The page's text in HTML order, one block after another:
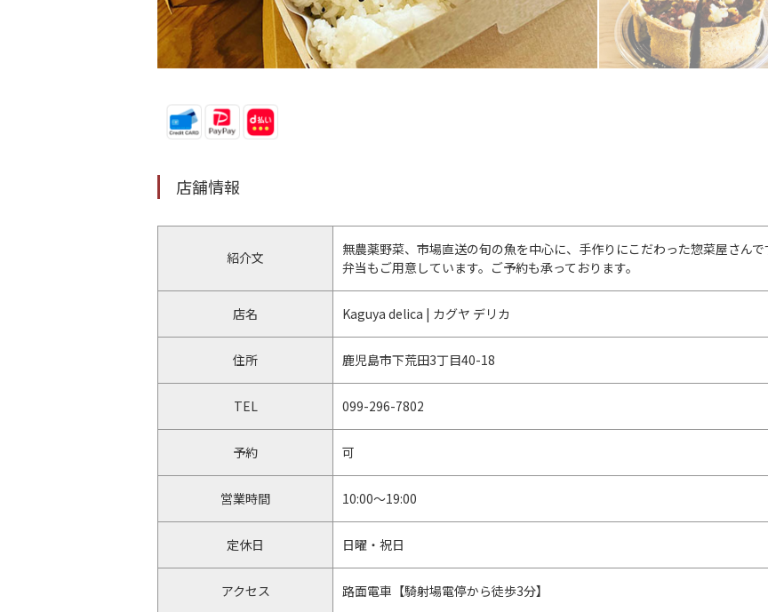
店舗情報
紹介文
無農薬野菜、市場直送の旬の魚を中心に、手作りにこだわった惣菜屋さん
弁当もご用意しています。ご予約も承っております。
店名 Kaguya delica | カグヤ デリカ
住所 鹿児島市下荒田3丁目40-18
TEL 099-296-7802
予約 可
営業時間 10:00～19:00
定休日 日曜・祝日
アクセス 路面電車【騎射場電停から徒歩3分】